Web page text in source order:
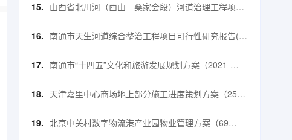
山西省北川河（西山—桑家会段）河道治理工程项目
可行性研究报告（72页）.doc
南通市天生河道综合整治工程项目可行性研究报告(含
表)（102页）.doc
南通市“十四五”文化和旅游发展规划方案（2021-
2025年）（43页）.pdf
天津嘉里中心商场地上部分施工进度策划方案（25
页）.pptx
北京中关村数字物流港产业园物业管理方案（69